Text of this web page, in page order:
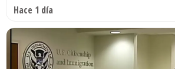
Hace 1 día